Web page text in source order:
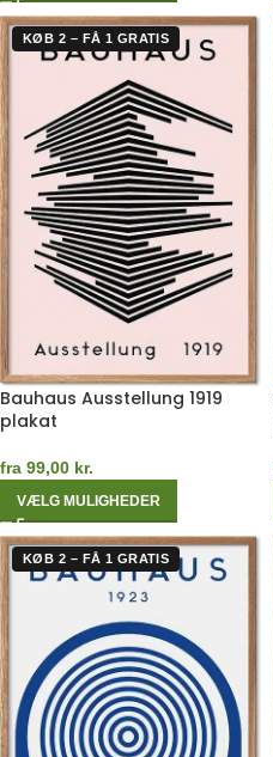
KØB 2 – FÅ 1 GRATIS
Bauhaus Ausstellung 1919
plakat
fra 99,00 kr.
VÆLG MULIGHEDER
KØB 2 – FÅ 1 GRATIS